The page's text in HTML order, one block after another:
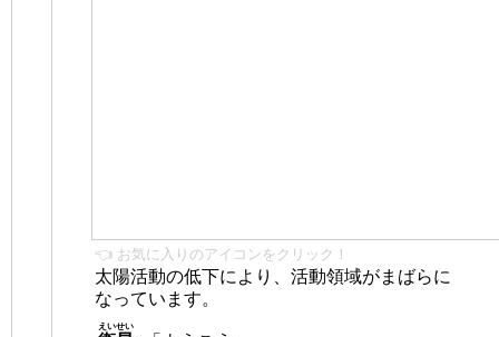
👈 お気に入りのアイコンをクリック！
太陽活動の低下により、活動領域がまばらに
なっています。
えいせい